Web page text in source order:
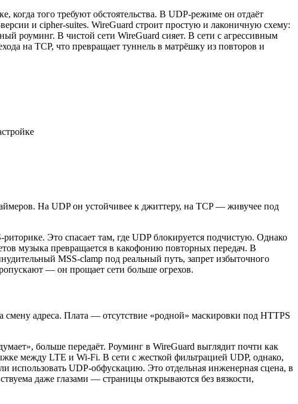
того требуют обстоятельства. В UDP‑режиме он отдаёт
и cipher‑suites. WireGuard строит простую и лаконичную схему:
роуминг. В чистой сети WireGuard сияет. В сети с агрессивным
на TCP, что превращает туннель в матрёшку из повторов и
На UDP он устойчивее к джиттеру, на TCP — живучее под
Это спасает там, где UDP блокируется подчистую. Однако
музыка превращается в какофонию повторных передач. В
MSS‑clamp под реальный путь, запрет избыточного
— он прощает сети больше огрехов.
адреса. Плата — отсутствие «родной» маскировки под HTTPS
больше передаёт. Роуминг в WireGuard выглядит почти как
между LTE и Wi‑Fi. В сети с жесткой фильтрацией UDP, однако,
использовать UDP‑обфускацию. Это отдельная инженерная сцена, в
даже глазами — страницы открываются без вязкости,